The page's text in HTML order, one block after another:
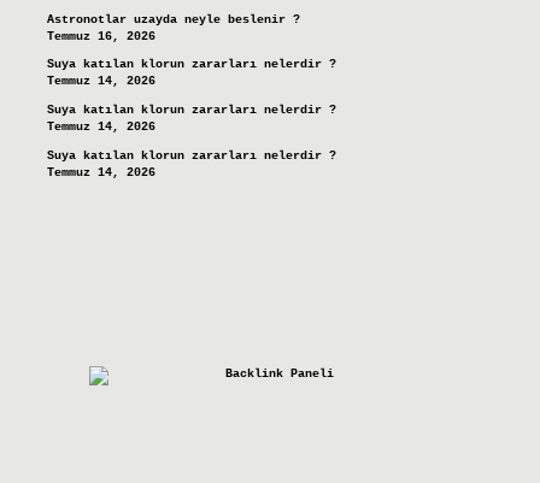
Astronotlar uzayda neyle beslenir ?
Temmuz 16, 2026
Suya katılan klorun zararları nelerdir ?
Temmuz 14, 2026
Suya katılan klorun zararları nelerdir ?
Temmuz 14, 2026
Suya katılan klorun zararları nelerdir ?
Temmuz 14, 2026